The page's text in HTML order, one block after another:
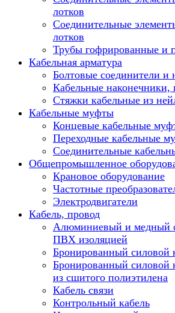
лотков
Соединительные
лотков
Трубы гофрированные и
Кабельная арматура
Болтовые соединители и
Кабельные
Стяжки кабельные из
Кабельные муфты
Концевые кабельные
Переходные кабельные
Соединительные
Общепромышленное
Крановое оборудование
Частотные
Электродвигатели
Кабель, провод
Алюминиевый и медный
ПВХ изоляцией
Бронированный силовой
Бронированный силовой
из сшитого полиэтилена
Кабель связи
Контрольный кабель